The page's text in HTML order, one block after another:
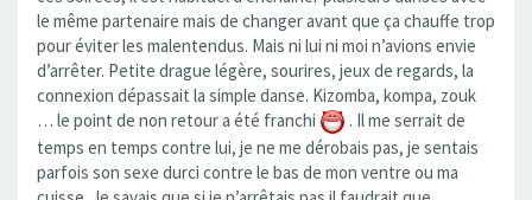
le même partenaire mais de changer avant que ça chauffe trop
pour éviter les malentendus. Mais ni lui ni moi n’avions envie
d’arrêter. Petite drague légère, sourires, jeux de regards, la
connexion dépassait la simple danse. Kizomba, kompa, zouk
… le point de non retour a été franchi
. Il me serrait de
temps en temps contre lui, je ne me dérobais pas, je sentais
parfois son sexe durci contre le bas de mon ventre ou ma